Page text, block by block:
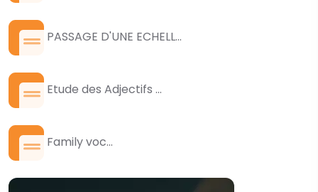
PASSAGE D'UNE ECHELL...
Etude des Adjectifs ...
Family voc...